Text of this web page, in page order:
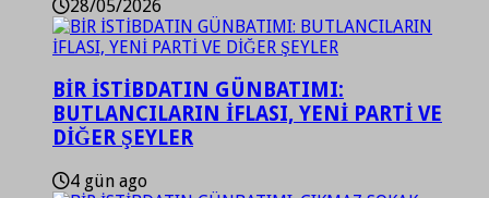
28/05/2026
BİR İSTİBDATIN GÜNBATIMI:
BUTLANCILARIN İFLASI, YENİ PARTİ VE
DİĞER ŞEYLER
4 gün ago